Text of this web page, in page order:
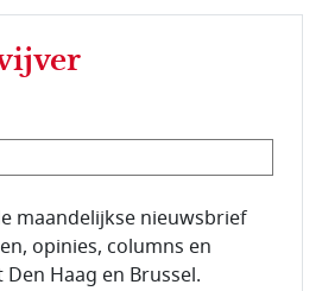
abonnee.
maandelijkse nieuwsbrief
opinies, columns en
Haag en Brussel.